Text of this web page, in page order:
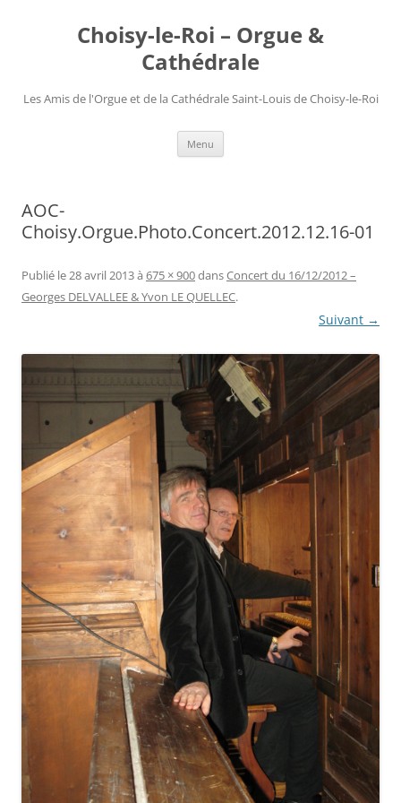
Choisy-le-Roi – Orgue &
Cathédrale
Les Amis de l'Orgue et de la Cathédrale Saint-Louis de Choisy-le-Roi
Menu
AOC-
Choisy.Orgue.Photo.Concert.2012.12.16-01
Publié le28 avril 2013à 675 × 900dansConcert du 16/12/2012 –
Georges DELVALLEE & Yvon LE QUELLEC.
Suivant →